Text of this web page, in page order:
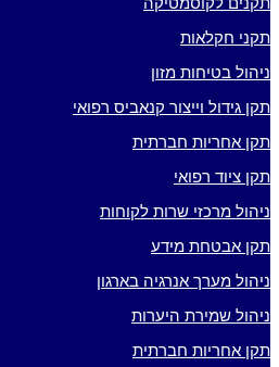
תקני חקלאות
ניהול בטיחות מזון
תקן גידול וייצור קנאביס רפואי
תקן אחריות חברתית
תקן ציוד רפואי
ניהול מרכזי שרות לקוחות
תקן אבטחת מידע
ניהול מערך אנרגיה בארגון
ניהול שמירת היערות
תקן אחריות חברתית